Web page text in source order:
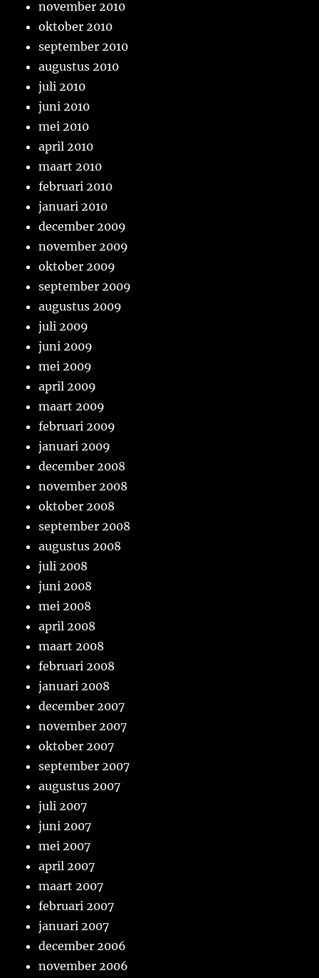
november 2010
oktober 2010
september 2010
augustus 2010
juli 2010
juni 2010
mei 2010
april 2010
maart 2010
februari 2010
januari 2010
december 2009
november 2009
oktober 2009
september 2009
augustus 2009
juli 2009
juni 2009
mei 2009
april 2009
maart 2009
februari 2009
januari 2009
december 2008
november 2008
oktober 2008
september 2008
augustus 2008
juli 2008
juni 2008
mei 2008
april 2008
maart 2008
februari 2008
januari 2008
december 2007
november 2007
oktober 2007
september 2007
augustus 2007
juli 2007
juni 2007
mei 2007
april 2007
maart 2007
februari 2007
januari 2007
december 2006
november 2006